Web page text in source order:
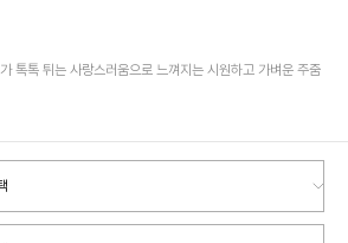
톡톡 튀는 사랑스러움으로 느껴지는 시원하고 가벼운 주줌